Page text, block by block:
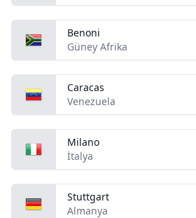
Benoni
Güney Afrika
Caracas
Venezuela
Milano
İtalya
Stuttgart
Almanya